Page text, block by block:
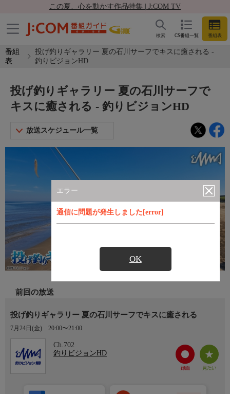
この夏、心を動かす作品特集 | J:COM TV
CS番組一覧 番組表
検索
番組
表
投げ釣りギャラリー 夏の石川サーフでキスに癒される -
釣りビジョンHD
エラー
通信に問題が発生しました[error]
OK
投げ釣りギャラリー 夏の石川サーフで
キスに癒される - 釣りビジョンHD
放送スケジュール一覧
前回の放送
投げ釣りギャラリー 夏の石川サーフでキスに癒される
7月24日(金) 20:00〜21:00
Ch.702
釣りビジョンHD